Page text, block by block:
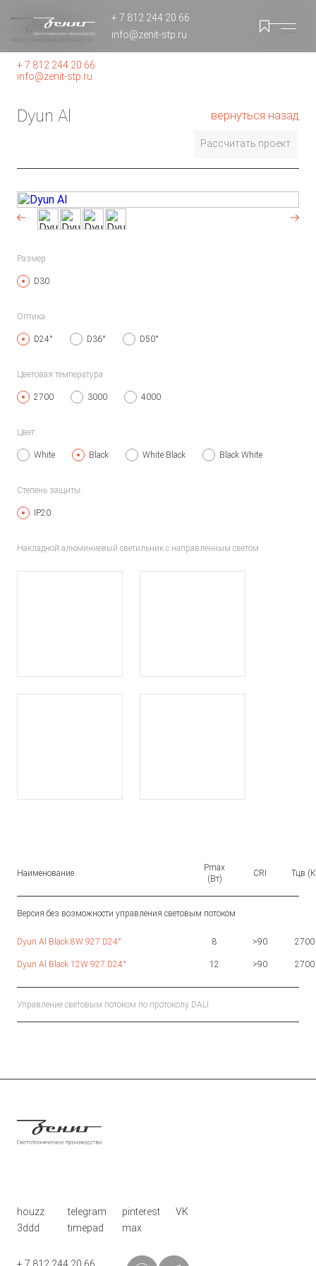
+ 7 812 244 20 66
info@zenit-stp.ru
+ 7 812 244 20 66
info@zenit-stp.ru
Dyun Al
Рассчитать проект
вернуться назад
Размер:
D30
Оптика:
D24° D36° D50°
Цветовая температура:
2700 3000 4000
Цвет:
White Black White Black Black White
Степень защиты:
IP20
Накладной алюминиевый светильник с направленным светом.
Наименование
Pmax
(Вт)
CRI Тцв
Версия без возможности управления световым потоком
Dyun Al Black 8W 927 D24° 8 >90 2700
Dyun Al Black 12W 927 D24° 12 >90 2700
Управление световым потоком по протоколу DALI
houzz telegram pinterest
VK
3ddd
timepad max